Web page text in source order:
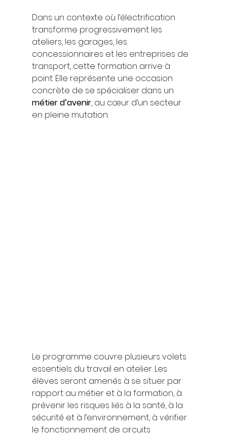
Dans un contexte où l’électrification
transforme progressivement les
ateliers, les garages, les
concessionnaires et les entreprises de
transport, cette formation arrive à
point. Elle représente une occasion
concrète de se spécialiser dans un
métier d’avenir, au cœur d’un secteur
en pleine mutation.
Le programme couvre plusieurs volets
essentiels du travail en atelier. Les
élèves seront amenés à se situer par
rapport au métier et à la formation, à
prévenir les risques liés à la santé, à la
sécurité et à l’environnement, à vérifier
le fonctionnement de circuits